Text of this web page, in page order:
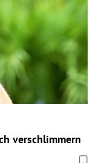
verschlimmern